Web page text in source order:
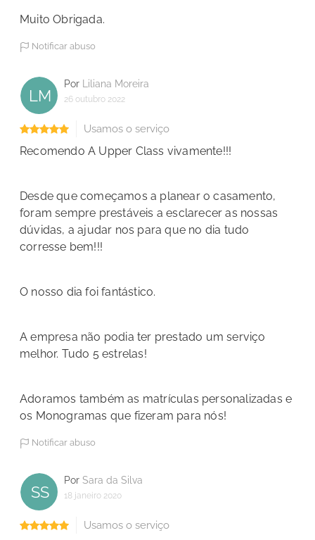
Muito Obrigada.
Notificar abuso
LM
Por Liliana Moreira
26 outubro 2022
Usamos o serviço
Recomendo A Upper Class vivamente!!!
Desde que começamos a planear o casamento,
foram sempre prestáveis a esclarecer as nossas
dúvidas, a ajudar nos para que no dia tudo
corresse bem!!!
O nosso dia foi fantástico.
A empresa não podia ter prestado um serviço
melhor. Tudo 5 estrelas!
Adoramos também as matrículas personalizadas e
os Monogramas que fizeram para nós!
Notificar abuso
SS
Por Sara da Silva
18 janeiro 2020
Usamos o serviço